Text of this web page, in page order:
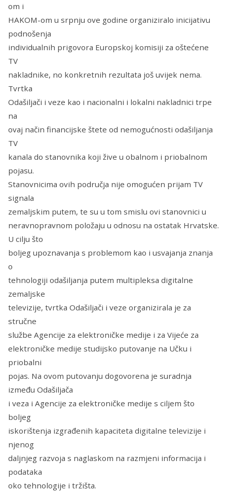
om i
HAKOM-om u srpnju ove godine organiziralo inicijativu
podnošenja
individualnih prigovora Europskoj komisiji za oštećene
TV
nakladnike, no konkretnih rezultata još uvijek nema.
Tvrtka
Odašiljači i veze kao i nacionalni i lokalni nakladnici trpe
na
ovaj način financijske štete od nemogućnosti odašiljanja
TV
kanala do stanovnika koji žive u obalnom i priobalnom
pojasu.
Stanovnicima ovih područja nije omogućen prijam TV
signala
zemaljskim putem, te su u tom smislu ovi stanovnici u
neravnopravnom položaju u odnosu na ostatak Hrvatske.
U cilju što
boljeg upoznavanja s problemom kao i usvajanja znanja
o
tehnologiji odašiljanja putem multipleksa digitalne
zemaljske
televizije, tvrtka Odašiljači i veze organizirala je za
stručne
službe Agencije za elektroničke medije i za Vijeće za
elektroničke medije studijsko putovanje na Učku i
priobalni
pojas. Na ovom putovanju dogovorena je suradnja
između Odašiljača
i veza i Agencije za elektroničke medije s ciljem što
boljeg
iskorištenja izgrađenih kapaciteta digitalne televizije i
njenog
daljnjeg razvoja s naglaskom na razmjeni informacija i
podataka
oko tehnologije i tržišta.